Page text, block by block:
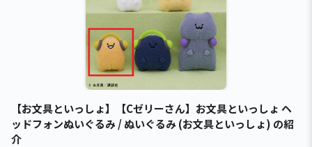
【お文具といっしょ】【Cゼリーさん】お文具といっしょ ヘ
ッドフォンぬいぐるみ / ぬいぐるみ (お文具といっしょ) の紹
介